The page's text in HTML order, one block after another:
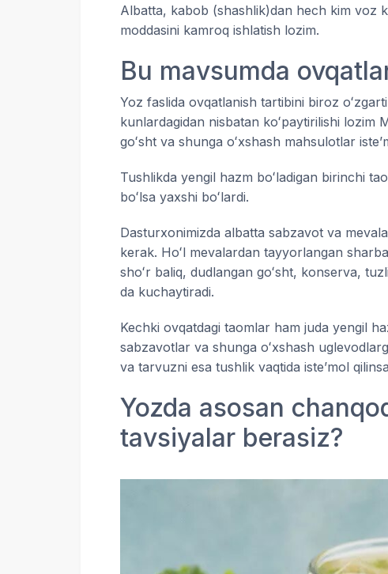
Albatta, kabob (shashlik)dan hech kim voz
moddasini kamroq ishlatish lozim.
Bu mavsumda
Yoz faslida ovqatlanish tartibini biroz
kunlardagidan nisbatan koʻpaytirilishi
goʻsht va shunga oʻxshash mahsulotlar
Tushlikda yengil hazm boʻladigan birinchi
boʻlsa yaxshi boʻlardi.
Dasturxonimizda albatta sabzavot va
kerak. Hoʻl mevalardan tayyorlangan
shoʻr baliq, dudlangan goʻsht, konserva,
da kuchaytiradi.
Kechki ovqatdagi taomlar ham juda yengil
sabzavotlar va shunga oʻxshash
va tarvuzni esa tushlik vaqtida isteʼmol
Yozda asosan
tavsiyalar berasiz?